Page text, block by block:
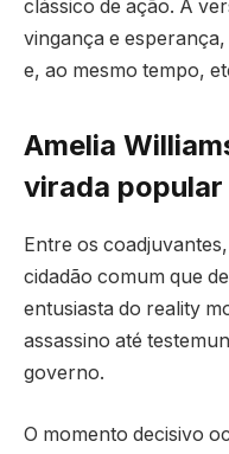
clássico de ação. A
vingança e
e, ao mesmo tempo,
Amelia
virada popular
Entre os
cidadão comum que
entusiasta do reality
assassino até
governo.
O momento decisivo